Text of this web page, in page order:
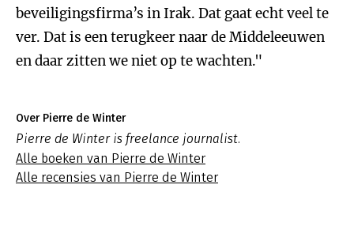
beveiligingsfirma’s in Irak. Dat gaat echt veel te
ver. Dat is een terugkeer naar de Middeleeuwen
en daar zitten we niet op te wachten."
Over Pierre de Winter
Pierre de Winter is freelance journalist.
Alle boeken van Pierre de Winter
Alle recensies van Pierre de Winter